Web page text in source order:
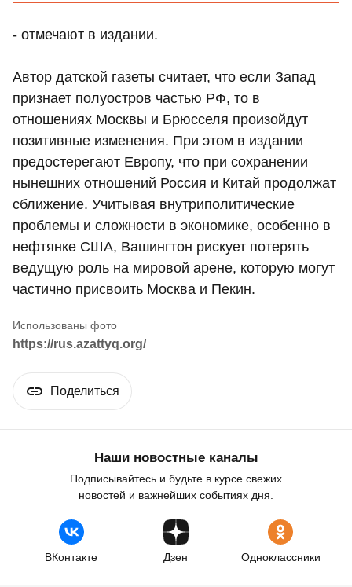
- отмечают в издании.
Автор датской газеты считает, что если Запад
признает полуостров частью РФ, то в
отношениях Москвы и Брюсселя произойдут
позитивные изменения. При этом в издании
предостерегают Европу, что при сохранении
нынешних отношений Россия и Китай продолжат
сближение. Учитывая внутриполитические
проблемы и сложности в экономике, особенно в
нефтянке США, Вашингтон рискует потерять
ведущую роль на мировой арене, которую могут
частично присвоить Москва и Пекин.
https://rus.azattyq.org/
Поделиться
Наши новостные каналы
Подписывайтесь и будьте в курсе свежих
новостей и важнейших событиях дня.
ВКонтакте Дзен Одноклассники